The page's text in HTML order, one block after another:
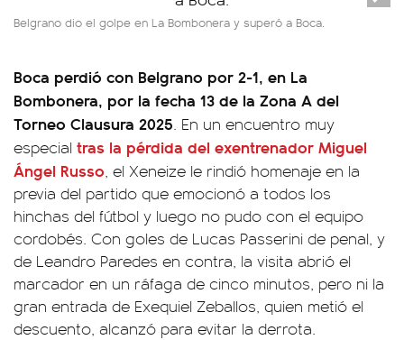
Belgrano dio el golpe en La Bombonera y superó a Boca.
Boca perdió con Belgrano por 2-1, en La
Bombonera, por la fecha 13 de la Zona A del
Torneo Clausura 2025. En un encuentro muy
especial tras la pérdida del exentrenador Miguel
Ángel Russo, el Xeneize le rindió homenaje en la
previa del partido que emocionó a todos los
hinchas del fútbol y luego no pudo con el equipo
cordobés. Con goles de Lucas Passerini de penal, y
de Leandro Paredes en contra, la visita abrió el
marcador en un ráfaga de cinco minutos, pero ni la
gran entrada de Exequiel Zeballos, quien metió el
descuento, alcanzó para evitar la derrota.